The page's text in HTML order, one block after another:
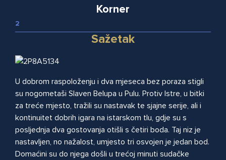
Korner
2
Sažetak
U dobrom raspoloženju i dva mjeseca bez poraza stigli
su nogometaši Slaven Belupa u Pulu. Protiv Istre, u bitki
za treće mjesto, tražili su nastavak te sjajne serije, ali i
kontinuitet dobrih igara na istarskom tlu, gdje su s
posljednja dva gostovanja otišli s četiri boda. Taj niz je
nastavljen, no nažalost, umjesto tri osvojen je jedan bod.
Domaćini su do njega došli u trećoj minuti sudačke